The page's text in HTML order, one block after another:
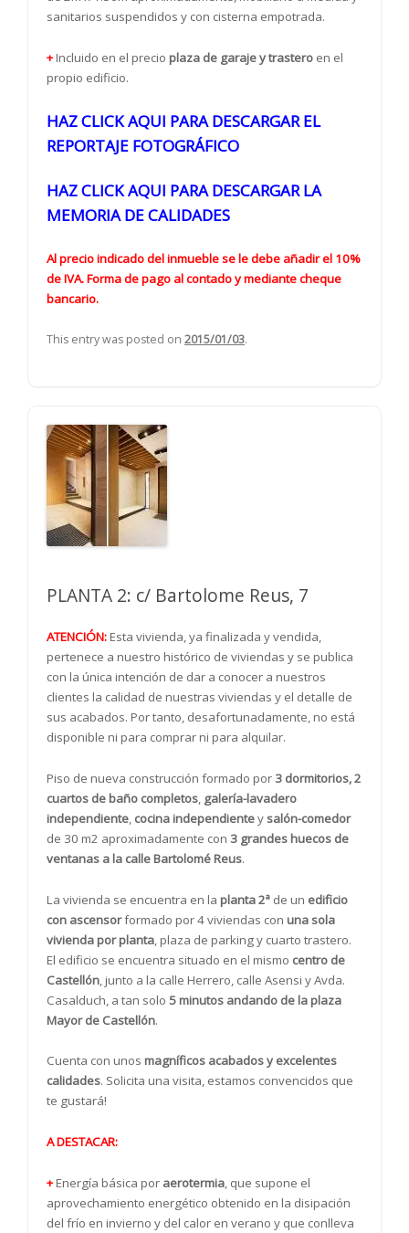
sanitarios suspendidos y con cisterna empotrada.
+Incluido en el precio plaza de garaje y trastero en el
propio edificio.
HAZ CLICK AQUI PARA DESCARGAR EL
REPORTAJE FOTOGRÁFICO
HAZ CLICK AQUI PARA DESCARGAR LA
MEMORIA DE CALIDADES
Al precio indicado del inmueble se le debe añadir el 10%
de IVA. Forma de pago al contado y mediante cheque
bancario.
This entry was posted on 2015/01/03.
PLANTA 2: c/ Bartolome Reus, 7
ATENCIÓN:Esta vivienda, ya finalizada y vendida,
pertenece a nuestro histórico de viviendas y se publica
con la única intención de dar a conocer a nuestros
clientes la calidad de nuestras viviendas y el detalle de
sus acabados. Por tanto, desafortunadamente, no está
disponible ni para comprar ni para alquilar.
Piso de nueva construcción formado por3 dormitorios, 2
cuartos de baño completos, galería-lavadero
independiente, cocina independienteysalón-comedor
de 30 m2 aproximadamente con 3 grandes huecos de
ventanas a la calle Bartolomé Reus.
La vivienda se encuentra en la planta 2ª de un edificio
con ascensorformado por 4 viviendas con una sola
vivienda por planta , plaza de parking y cuarto trastero.
El edificio se encuentra situado en el mismo centro de
Castellón , junto a la calle Herrero, calle Asensi y Avda.
Casalduch, a tan solo 5 minutos andando de la plaza
Mayor de Castellón.
Cuenta con unos magníficos acabados y excelentes
calidades. Solicita una visita, estamos convencidos que
te gustará!
A DESTACAR:
+Energía básica por aerotermia, que supone el
aprovechamiento energético obtenido en la disipación
del frío en invierno y del calor en verano y que conlleva